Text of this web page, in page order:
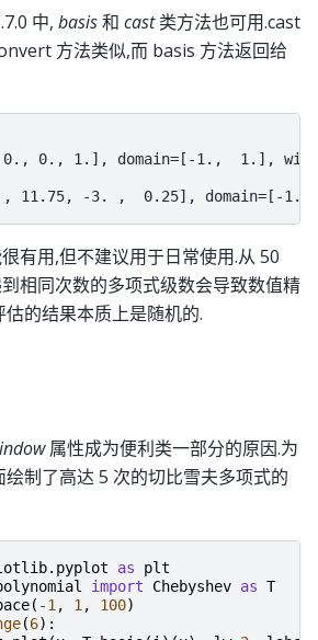
中, basis和 cast类方法也可用.cast
方法类似,而 basis 方法返回给
0., 0., 1.], domain=[-1.,  1.],
, 11.75, -3. ,  0.25], domain=[-
有用,但不建议用于日常使用.从 50
相同次数的多项式级数会导致数值精
的结果本质上是随机的.
属性成为便利类一部分的原因.为
制了高达 5 次的切比雪夫多项式的
as
plt
import Chebyshev as T
( -1 , 1 , 100)
(6):